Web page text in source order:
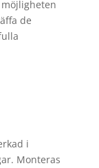
de
i
Monteras